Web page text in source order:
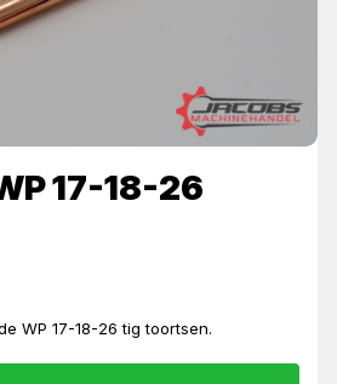
17-18-26
WP 17-18-26 tig toortsen.